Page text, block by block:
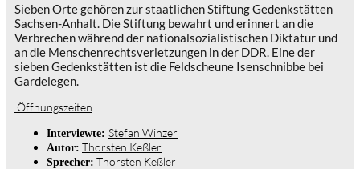
Sieben Orte gehören zur staatlichen Stiftung Gedenkstätten
Sachsen-Anhalt. Die Stiftung bewahrt und erinnert an die
Verbrechen während der nationalsozialistischen Diktatur und
an die Menschenrechtsverletzungen in der DDR. Eine der
sieben Gedenkstätten ist die Feldscheune Isenschnibbe bei
Gardelegen.
Öffnungszeiten
Interviewte: Stefan Winzer
Autor: Thorsten Keßler
Sprecher: Thorsten Keßler